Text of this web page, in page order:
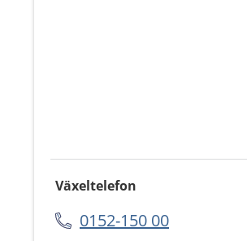
Växeltelefon
0152-150 00